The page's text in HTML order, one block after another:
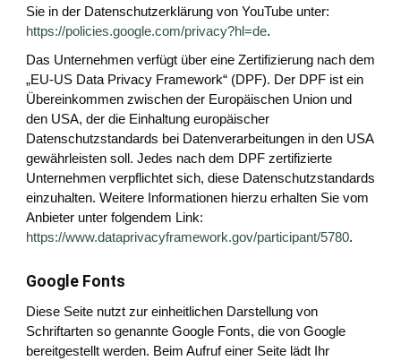
Sie in der Datenschutzerklärung von YouTube unter:
https://policies.google.com/privacy?hl=de.
Das Unternehmen verfügt über eine Zertifizierung nach dem
„EU-US Data Privacy Framework“ (DPF). Der DPF ist ein
Übereinkommen zwischen der Europäischen Union und
den USA, der die Einhaltung europäischer
Datenschutzstandards bei Datenverarbeitungen in den USA
gewährleisten soll. Jedes nach dem DPF zertifizierte
Unternehmen verpflichtet sich, diese Datenschutzstandards
einzuhalten. Weitere Informationen hierzu erhalten Sie vom
Anbieter unter folgendem Link:
https://www.dataprivacyframework.gov/participant/5780.
Google Fonts
Diese Seite nutzt zur einheitlichen Darstellung von
Schriftarten so genannte Google Fonts, die von Google
bereitgestellt werden. Beim Aufruf einer Seite lädt Ihr